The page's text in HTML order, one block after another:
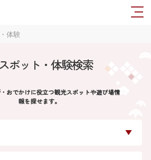
体験
スポット・体験検索
おでかけに役立つ観光スポットや遊び場情
報を探せます。